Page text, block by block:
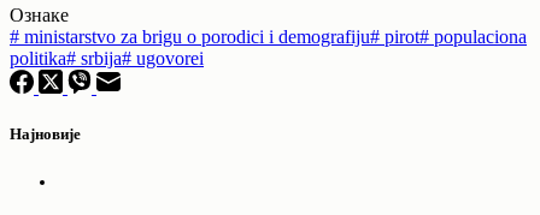
Ознаке
# ministarstvo za brigu o porodici i demografiju# pirot# populaciona
politika# srbija# ugovorei
Најновије